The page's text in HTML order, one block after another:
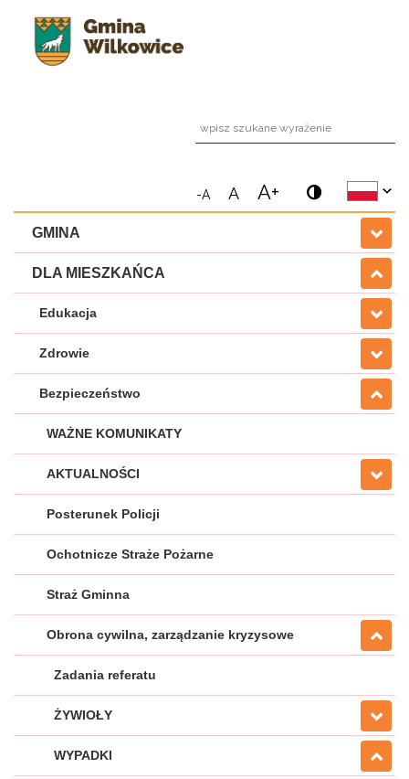
-A A A+
GMINA
DLA MIESZKAŃCA
Edukacja
Zdrowie
Bezpieczeństwo
WAŻNE KOMUNIKATY
AKTUALNOŚCI
Posterunek Policji
Ochotnicze Straże Pożarne
Straż Gminna
Obrona cywilna, zarządzanie kryzysowe
Zadania referatu
ŻYWIOŁY
WYPADKI